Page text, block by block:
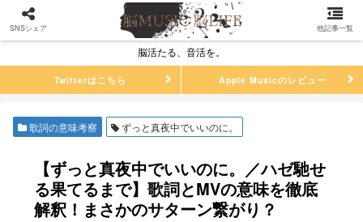
脳活たる、音活を。
Twitterはこちら Apple Musicのレビュー
歌詞の意味考察 ずっと真夜中でいいのに。
【ずっと真夜中でいいのに。／ハゼ馳せ
る果てるまで】歌詞とMVの意味を徹底
解釈！まさかのサターン繋がり？
SNSシェア 他記事一覧